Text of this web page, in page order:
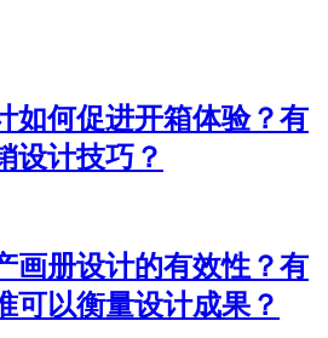
如何促进开箱体验？有
设计技巧？
画册设计的有效性？有
可以衡量设计成果？